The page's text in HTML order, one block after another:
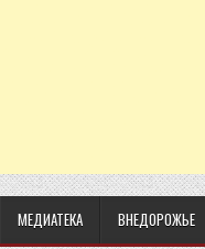
МЕДИАТЕКА ВНЕДОРОЖЬЕ